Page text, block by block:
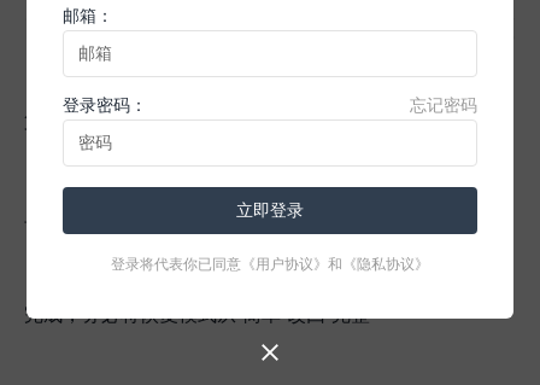
4、如果操作一遍未达到满意的效果，可再重新执行
第三步
5、 操作完成，参照第二步的步骤将恢复模式从“简
单”改回“完整”，确定
注意事项务必提前将恢复模式从“完整”改为“简单”收缩
完成，务必将恢复模式从“简单”改回“完整”
邮箱：
忘记密码
登录密码：
立即登录
登录将代表你已同意 《用户协议》 和 《隐私协议》
